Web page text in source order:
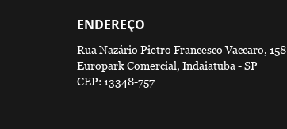
ENDEREÇO
Rua Nazário Pietro Francesco Vaccaro, 158
Europark Comercial, Indaiatuba -SP
CEP: 13348-757